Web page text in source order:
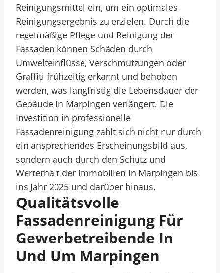
Reinigungsmittel ein, um ein optimales
Reinigungsergebnis zu erzielen. Durch die
regelmäßige Pflege und Reinigung der
Fassaden können Schäden durch
Umwelteinflüsse, Verschmutzungen oder
Graffiti frühzeitig erkannt und behoben
werden, was langfristig die Lebensdauer der
Gebäude in Marpingen verlängert. Die
Investition in professionelle
Fassadenreinigung zahlt sich nicht nur durch
ein ansprechendes Erscheinungsbild aus,
sondern auch durch den Schutz und
Werterhalt der Immobilien in Marpingen bis
ins Jahr 2025 und darüber hinaus.
Qualitätsvolle
Fassadenreinigung Für
Gewerbetreibende In
Und Um Marpingen